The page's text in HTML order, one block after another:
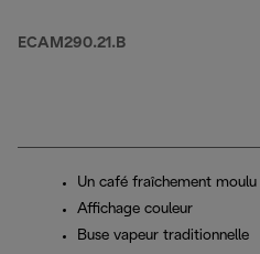
ECAM290.21.B
Un café fraîchement moulu
Affichage couleur
Buse vapeur traditionnelle